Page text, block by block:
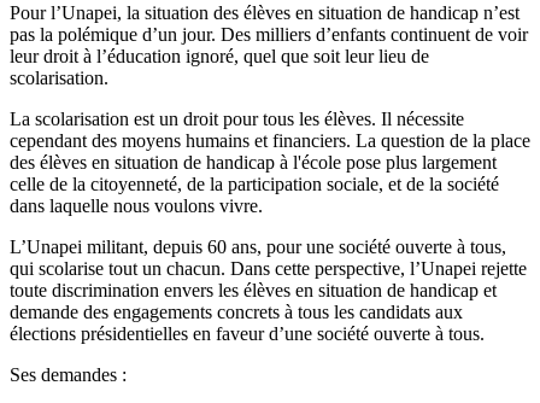
Pour l’Unapei, la situation des élèves en situation de handicap n’est
pas la polémique d’un jour. Des milliers d’enfants continuent de voir
leur droit à l’éducation ignoré, quel que soit leur lieu de
scolarisation.
La scolarisation est un droit pour tous les élèves. Il nécessite
cependant des moyens humains et financiers. La question de la place
des élèves en situation de handicap à l'école pose plus largement
celle de la citoyenneté, de la participation sociale, et de la société
dans laquelle nous voulons vivre.
L’Unapei militant, depuis 60 ans, pour une société ouverte à tous,
qui scolarise tout un chacun. Dans cette perspective, l’Unapei rejette
toute discrimination envers les élèves en situation de handicap et
demande des engagements concrets à tous les candidats aux
élections présidentielles en faveur d’une société ouverte à tous.
Ses demandes :